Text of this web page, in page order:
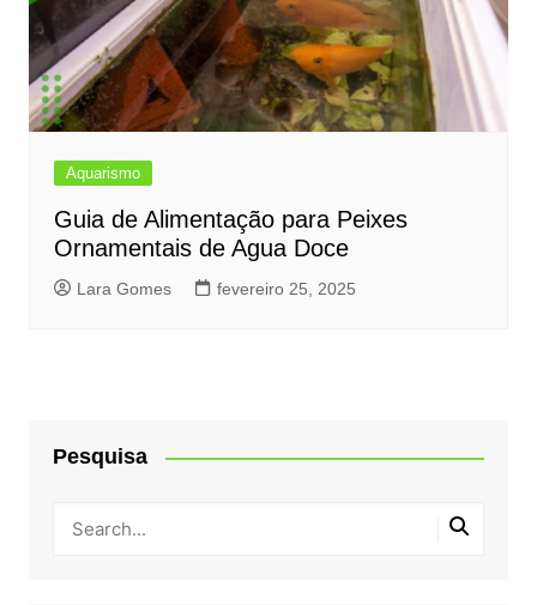
Aquarismo
Guia de Alimentação para Peixes
Ornamentais de Agua Doce
Lara Gomes fevereiro 25, 2025
Pesquisa